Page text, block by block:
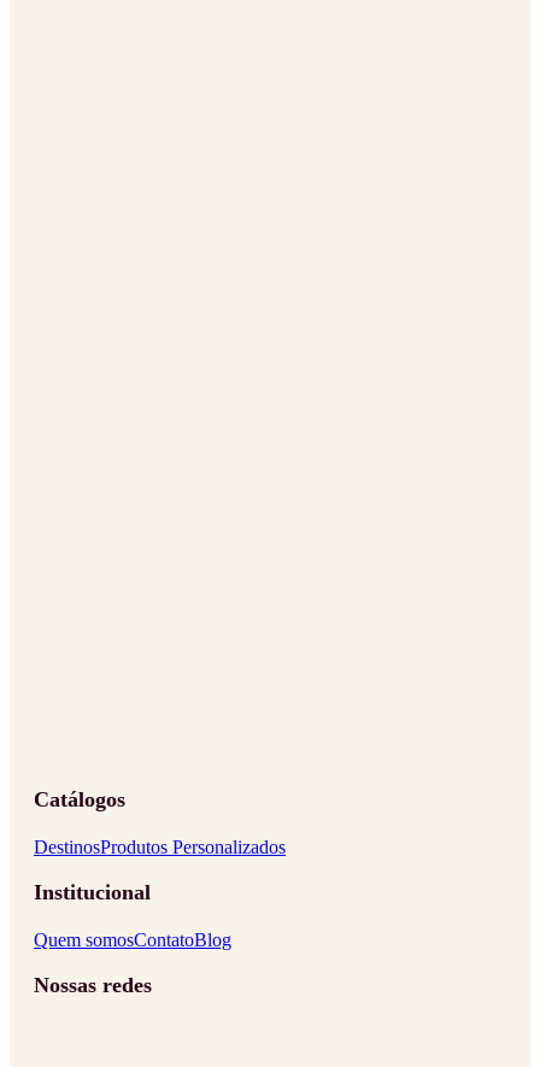
Catálogos
DestinosProdutos Personalizados
Institucional
Quem somosContatoBlog
Nossas redes